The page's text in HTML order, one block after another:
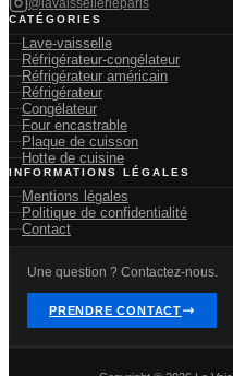
@lavaissellerieparis
CATÉGORIES
Lave-vaisselle
Réfrigérateur-congélateur
Réfrigérateur américain
Réfrigérateur
Congélateur
Four encastrable
Plaque de cuisson
Hotte de cuisine
INFORMATIONS LÉGALES
Mentions légales
Politique de confidentialité
Contact
Une question ? Contactez-nous.
PRENDRE CONTACT